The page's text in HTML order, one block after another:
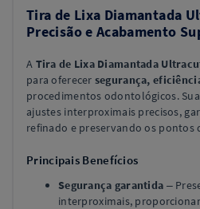
Tira de Lixa Diamantada
Precisão e Acabamento
A Tira de Lixa Diamantada
para oferecer segurança,
procedimentos odontológicos.
ajustes interproximais precisos,
refinado e preservando os pontos
Principais Benefícios
Segurança garantida –
interproximais,